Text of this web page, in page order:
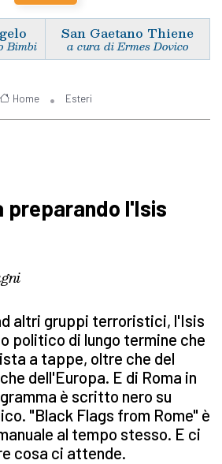
Bimbi
San Gaetano Thiene
a cura di Ermes Dovico
Home Esteri
preparando l'Isis
altri gruppi terroristici, l'Isis
politico di lungo termine che
a tappe, oltre che del
dell'Europa. E di Roma in
è scritto nero su
"Black Flags from Rome" è
al tempo stesso. E ci
cosa ci attende.